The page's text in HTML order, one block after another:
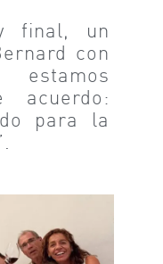
final, un
con
acuerdo:
para la